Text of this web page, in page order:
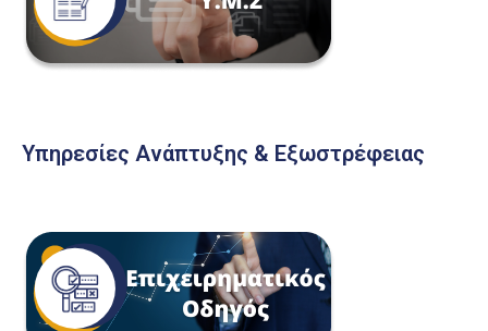
Υπηρεσίες Ανάπτυξης & Εξωστρέφειας